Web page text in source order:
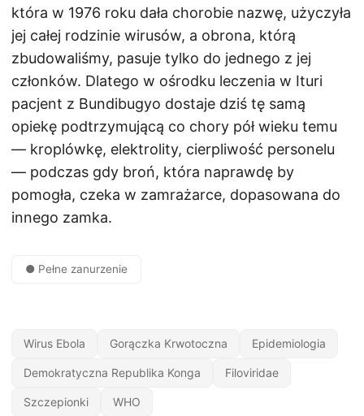
która w 1976 roku dała chorobie nazwę, użyczyła
jej całej rodzinie wirusów, a obrona, którą
zbudowaliśmy, pasuje tylko do jednego z jej
członków. Dlatego w ośrodku leczenia w Ituri
pacjent z Bundibugyo dostaje dziś tę samą
opiekę podtrzymującą co chory pół wieku temu
— kroplówkę, elektrolity, cierpliwość personelu
— podczas gdy broń, która naprawdę by
pomogła, czeka w zamrażarce, dopasowana do
innego zamka.
● Pełne zanurzenie
Wirus Ebola Gorączka Krwotoczna Epidemiologia
Demokratyczna Republika Konga Filoviridae
Szczepionki WHO